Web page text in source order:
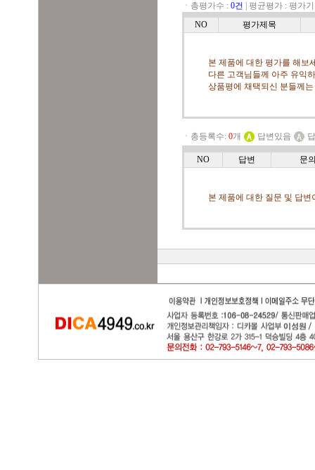
ㆍ총평가수 : 0건 평균평가 : 평가
NO
평가제목
본 제품에 대한 평가를 해보
다른 고객님들께 아주 유익
상품평에 채택되신 분들께
ㆍ총등록수: 0개 답변있음
NO 답변 문
본 제품에 대한 질문 및 답